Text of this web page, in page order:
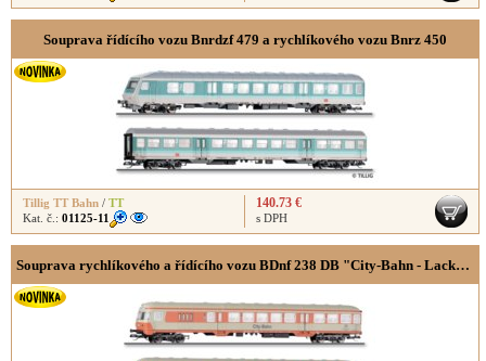
Souprava řídícího vozu Bnrdzf 479 a rychlíkového vozu Bnrz 450
Tillig TT Bahn / TT
Kat. č.: 01125-11
140.73 €
s DPH
Souprava rychlíkového a řídícího vozu BDnf 238 DB "City-Bahn - Lackierung"